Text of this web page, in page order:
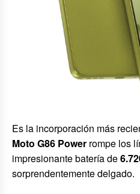
Es la incorporación más
Moto G86 Power rompe los
impresionante batería de
sorprendentemente delgado.